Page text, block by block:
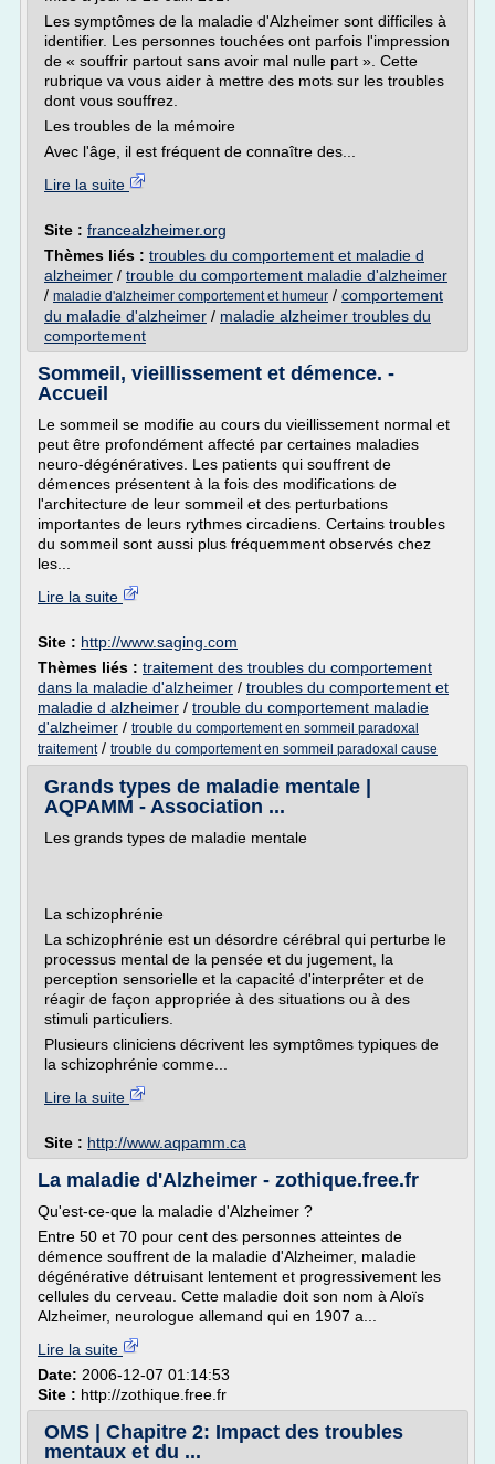
Les symptômes de la maladie d'Alzheimer sont difficiles à
identifier. Les personnes touchées ont parfois l'impression
de « souffrir partout sans avoir mal nulle part ». Cette
rubrique va vous aider à mettre des mots sur les troubles
dont vous souffrez.
Les troubles de la mémoire
Avec l'âge, il est fréquent de connaître des...
Lire la suite
Site : francealzheimer.org
Thèmes liés : troubles du comportement et maladie d
alzheimer / trouble du comportement maladie d'alzheimer
/ maladie d'alzheimer comportement et humeur / comportement
du maladie d'alzheimer / maladie alzheimer troubles du
comportement
Sommeil, vieillissement et démence. -
Accueil
Le sommeil se modifie au cours du vieillissement normal et
peut être profondément affecté par certaines maladies
neuro-dégénératives. Les patients qui souffrent de
démences présentent à la fois des modifications de
l'architecture de leur sommeil et des perturbations
importantes de leurs rythmes circadiens. Certains troubles
du sommeil sont aussi plus fréquemment observés chez
les...
Lire la suite
Site : http://www.saging.com
Thèmes liés : traitement des troubles du comportement
dans la maladie d'alzheimer / troubles du comportement et
maladie d alzheimer / trouble du comportement maladie
d'alzheimer / trouble du comportement en sommeil paradoxal
traitement/ trouble du comportement en sommeil paradoxal cause
Grands types de maladie mentale |
AQPAMM - Association ...
Les grands types de maladie mentale
La schizophrénie
La schizophrénie est un désordre cérébral qui perturbe le
processus mental de la pensée et du jugement, la
perception sensorielle et la capacité d'interpréter et de
réagir de façon appropriée à des situations ou à des
stimuli particuliers.
Plusieurs cliniciens décrivent les symptômes typiques de
la schizophrénie comme...
Lire la suite
Site : http://www.aqpamm.ca
La maladie d'Alzheimer - zothique.free.fr
Qu'est-ce-que la maladie d'Alzheimer ?
Entre 50 et 70 pour cent des personnes atteintes de
démence souffrent de la maladie d'Alzheimer, maladie
dégénérative détruisant lentement et progressivement les
cellules du cerveau. Cette maladie doit son nom à Aloïs
Alzheimer, neurologue allemand qui en 1907 a...
Lire la suite
Date: 2006-12-07 01:14:53
Site : http://zothique.free.fr
OMS | Chapitre 2: Impact des troubles
mentaux et du ...